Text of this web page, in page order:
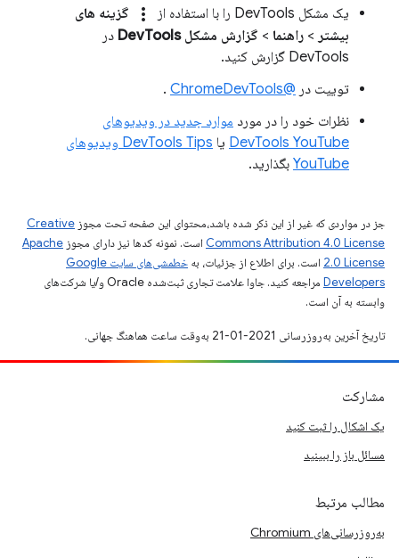
یک مشکل DevTools را با استفاده از
more_vert
گزینه های
بیشتر > راهنما > گزارش مشکل DevTools
در
DevTools گزارش کنید.
توییت در @ChromeDevTools
.
نظرات خود را در مورد موارد جدید در ویدیوهای
DevTools YouTube یا
DevTools Tips ویدیوهای
YouTube بگذارید.
جز در مواردی که غیر از این ذکر شده باشد،‌محتوای این صفحه تحت مجوز Creative
Commons Attribution 4.0 License است. نمونه کدها نیز دارای مجوز Apache
2.0 License است. برای اطلاع از جزئیات، به
خطمشی‌های سایت Google
Developers‏
مراجعه کنید. جاوا علامت تجاری ثبت‌شده Oracle و/یا شرکت‌های
وابسته به آن است.
تاریخ آخرین به‌روزرسانی 2021-01-21 به‌وقت ساعت هماهنگ جهانی.
مشارکت
یک اشکال را ثبت کنید
مسائل باز را ببینید
مطالب مرتبط
به‌روزرسانی‌های Chromium